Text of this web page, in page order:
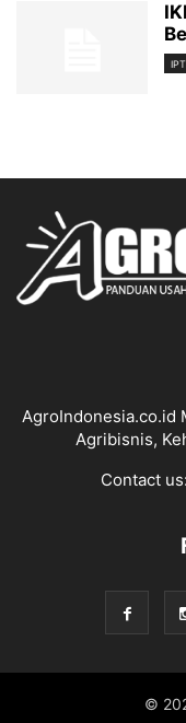
AgroIndonesia.co.id
Agribisnis,
Contact us:
©